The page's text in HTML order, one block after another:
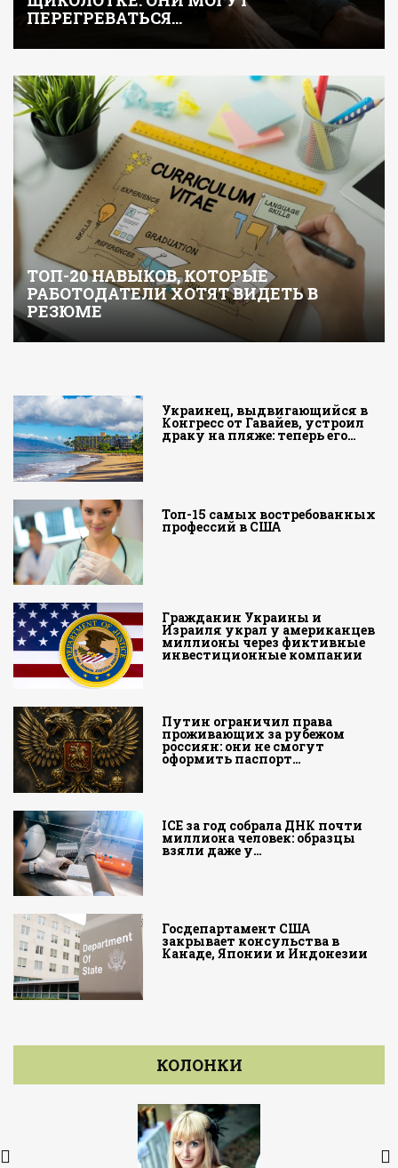
ПЕРЕГРЕВАТЬСЯ…
ТОП-20 НАВЫКОВ, КОТОРЫЕ
РАБОТОДАТЕЛИ ХОТЯТ ВИДЕТЬ В
РЕЗЮМЕ
Украинец, выдвигающийся в
Конгресс от Гавайев, устроил
драку на пляже: теперь его…
Топ-15 самых востребованных
профессий в США
Гражданин Украины и
Израиля украл у американцев
миллионы через фиктивные
инвестиционные компании
Путин ограничил права
проживающих за рубежом
россиян: они не смогут
оформить паспорт…
ICE за год собрала ДНК почти
миллиона человек: образцы
взяли даже у…
Госдепартамент США
закрывает консульства в
Канаде, Японии и Индонезии
КОЛОНКИ